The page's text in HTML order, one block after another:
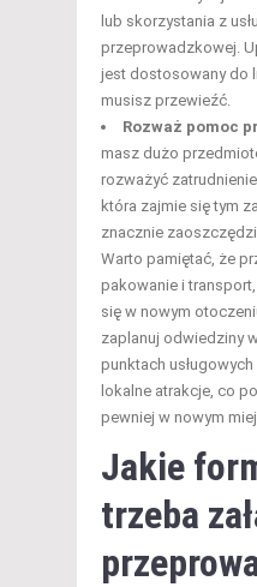
lub skorzystania z
przeprowadzkowej.
jest dostosowany do
musisz przewieźć.
Rozważ pomoc
masz dużo
rozważyć
która zajmie się tym
znacznie
Warto pamiętać, że
pakowanie i
się w nowym
zaplanuj odwiedziny
punktach
lokalne atrakcje, co
pewniej w nowym
Jakie
trzeba